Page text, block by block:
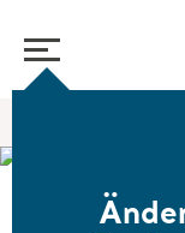
Web-
❮ Zurück zu den